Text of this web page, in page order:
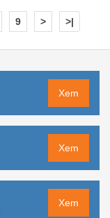
9 > >|
Xem
Xem
Xem